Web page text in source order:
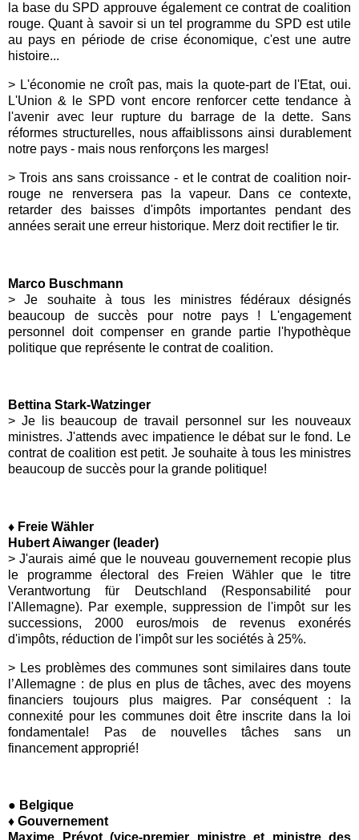
la base du SPD approuve également ce contrat de coalition
rouge. Quant à savoir si un tel programme du SPD est utile
au pays en période de crise économique, c'est une autre
histoire...
> L'économie ne croît pas, mais la quote-part de l'Etat, oui.
L'Union & le SPD vont encore renforcer cette tendance à
l'avenir avec leur rupture du barrage de la dette. Sans
réformes structurelles, nous affaiblissons ainsi durablement
notre pays - mais nous renforçons les marges!
> Trois ans sans croissance - et le contrat de coalition noir-
rouge ne renversera pas la vapeur. Dans ce contexte,
retarder des baisses d'impôts importantes pendant des
années serait une erreur historique. Merz doit rectifier le tir.
Marco Buschmann
> Je souhaite à tous les ministres fédéraux désignés
beaucoup de succès pour notre pays ! L'engagement
personnel doit compenser en grande partie l'hypothèque
politique que représente le contrat de coalition.
Bettina Stark-Watzinger
> Je lis beaucoup de travail personnel sur les nouveaux
ministres. J'attends avec impatience le débat sur le fond. Le
contrat de coalition est petit. Je souhaite à tous les ministres
beaucoup de succès pour la grande politique!
♦ Freie Wähler
Hubert Aiwanger (leader)
> J'aurais aimé que le nouveau gouvernement recopie plus
le programme électoral des Freien Wähler que le titre
Verantwortung für Deutschland (Responsabilité pour
l'Allemagne). Par exemple, suppression de l'impôt sur les
successions, 2000 euros/mois de revenus exonérés
d'impôts, réduction de l'impôt sur les sociétés à 25%.
> Les problèmes des communes sont similaires dans toute
l’Allemagne : de plus en plus de tâches, avec des moyens
financiers toujours plus maigres. Par conséquent : la
connexité pour les communes doit être inscrite dans la loi
fondamentale! Pas de nouvelles tâches sans un
financement approprié!
● Belgique
♦ Gouvernement